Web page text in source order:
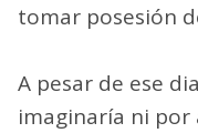
tomar posesión
A pesar de ese
imaginaría ni por